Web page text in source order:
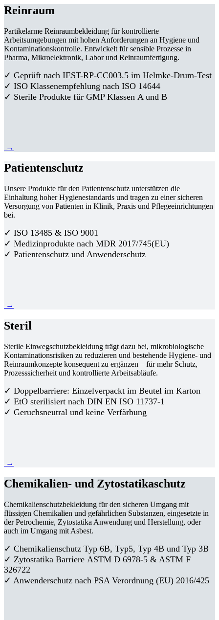
Reinraum
Partikelarme Reinraumbekleidung für kontrollierte
Arbeitsumgebungen mit hohen Anforderungen an Hygiene und
Kontaminationskontrolle. Entwickelt für sensible Prozesse in
Pharma, Mikroelektronik, Labor und Reinraumfertigung.
✓ Geprüft nach IEST-RP-CC003.5 im Helmke-Drum-Test
✓ ISO Klassenempfehlung nach ISO 14644
✓ Sterile Produkte für GMP Klassen A und B
→
Patientenschutz
Unsere Produkte für den Patientenschutz unterstützen die
Einhaltung hoher Hygienestandards und tragen zu einer sicheren
Versorgung von Patienten in Klinik, Praxis und Pflegeeinrichtungen
bei.
✓ ISO 13485 & ISO 9001
✓ Medizinprodukte nach MDR 2017/745(EU)
✓ Patientenschutz und Anwenderschutz
→
Steril
Sterile Einwegschutzbekleidung trägt dazu bei, mikrobiologische
Kontaminationsrisiken zu reduzieren und bestehende Hygiene- und
Reinraumkonzepte konsequent zu ergänzen – für mehr Schutz,
Prozesssicherheit und kontrollierte Arbeitsabläufe.
✓ Doppelbarriere: Einzelverpackt im Beutel im Karton
✓ EtO sterilisiert nach DIN EN ISO 11737-1
✓ Geruchsneutral und keine Verfärbung
→
Chemikalien- und Zytostatikaschutz
Chemikalienschutzbekleidung für den sicheren Umgang mit
flüssigen Chemikalien und gefährlichen Substanzen, eingesetzte in
der Petrochemie, Zytostatika Anwendung und Herstellung, oder
auch im Umgang mit Asbest.
✓ Chemikalienschutz Typ 6B, Typ5, Typ 4B und Typ 3B
✓ Zytostatika Barriere ASTM D 6978-5 & ASTM F
326722
✓ Anwenderschutz nach PSA Verordnung (EU) 2016/425